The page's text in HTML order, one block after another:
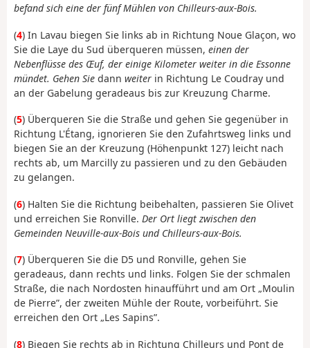
befand sich eine der fünf Mühlen von Chilleurs-aux-Bois.
(4) In Lavau biegen Sie links ab in Richtung Noue Glaçon, wo
Sie die Laye du Sud überqueren müssen, einen der
Nebenflüsse des Œuf, der einige Kilometer weiter in die Essonne
mündet. Gehen Sie dann weiter in Richtung Le Coudray und
an der Gabelung geradeaus bis zur Kreuzung Charme.
(5) Überqueren Sie die Straße und gehen Sie gegenüber in
Richtung L'Étang, ignorieren Sie den Zufahrtsweg links und
biegen Sie an der Kreuzung (Höhenpunkt 127) leicht nach
rechts ab, um Marcilly zu passieren und zu den Gebäuden
zu gelangen.
(6) Halten Sie die Richtung beibehalten, passieren Sie Olivet
und erreichen Sie Ronville. Der Ort liegt zwischen den
Gemeinden Neuville-aux-Bois und Chilleurs-aux-Bois.
(7) Überqueren Sie die D5 und Ronville, gehen Sie
geradeaus, dann rechts und links. Folgen Sie der schmalen
Straße, die nach Nordosten hinaufführt und am Ort „Moulin
de Pierre”, der zweiten Mühle der Route, vorbeiführt. Sie
erreichen den Ort „Les Sapins”.
(8) Biegen Sie rechts ab in Richtung Chilleurs und Pont de